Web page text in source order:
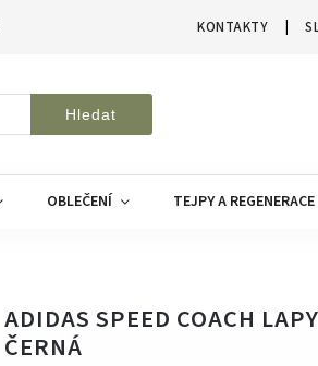
KONTAKTY
Hledat
OBLEČENÍ TEJPY A REGENERACE
ADIDAS SPEED COACH
ČERNÁ